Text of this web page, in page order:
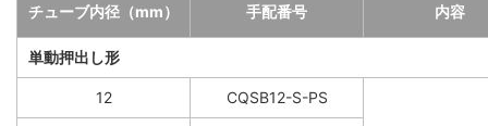
チューブ内径（mm） 手配番号 内容
単動押出し形
12 CQSB12-S-PS